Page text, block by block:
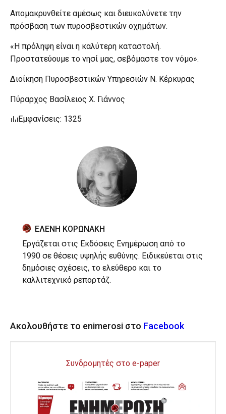
Απομακρυνθείτε αμέσως και διευκολύνετε την
πρόσβαση των πυροσβεστικών οχημάτων.
«Η πρόληψη είναι η καλύτερη καταστολή.
Προστατεύουμε το νησί μας, σεβόμαστε τον νόμο».
Διοίκηση Πυροσβεστικών Υπηρεσιών Ν. Κέρκυρας
Πύραρχος Βασίλειος Χ. Γιάννος
Εμφανίσεις: 1325
ΕΛΕΝΗ ΚΟΡΩΝΑΚΗ
Εργάζεται στις Εκδόσεις Ενημέρωση από το
1990 σε θέσεις υψηλής ευθύνης. Ειδικεύεται στις
δημόσιες σχέσεις, το ελεύθερο και το
καλλιτεχνικό ρεπορτάζ.
Ακολουθήστε το enimerosi στο Facebook
Συνδρομητές στο e-paper